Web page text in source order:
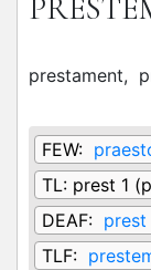
prestament,
FEW:
TL: prest 1
DEAF: prest
TLF: